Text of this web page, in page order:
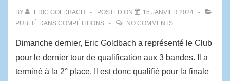
BY ERIC GOLDBACH POSTED ON
15 JANVIER 2024
PUBLIÉ DANS COMPÉTITIONS NO COMMENTS
Dimanche dernier, Eric Goldbach a représenté le Club
pour le dernier tour de qualification aux 3 bandes. Il a
terminé à la 2° place. Il est donc qualifié pour la finale